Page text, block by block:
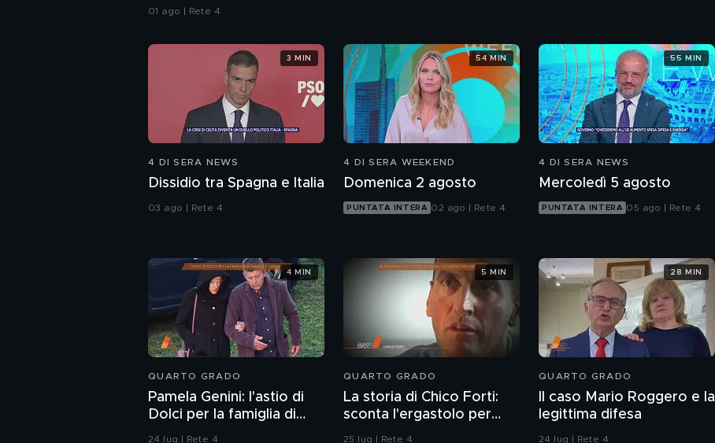
01 ago | Rete 4
4 DI SERA NEWS
Dissidio tra Spagna e Italia
03 ago | Rete 4
3 MIN
4 DI SERA WEEKEND
Domenica 2 agosto
PUNTATA INTERA 02 ago | Rete 4
54 MIN
4 DI SERA NEWS
Mercoledì 5 agosto
PUNTATA INTERA 05 ago | Rete 4
55 MIN
QUARTO GRADO
Pamela Genini: l'astio di
Dolci per la famiglia di
Pamela
24 lug | Rete 4
4 MIN
QUARTO GRADO
La storia di Chico Forti:
sconta l'ergastolo per
omicidio
25 lug | Rete 4
5 MIN
QUARTO GRADO
Il caso Mario Roggero e la
legittima difesa
24 lug | Rete 4
28 MIN